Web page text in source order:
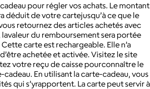
pour régler vos achats. Le montant
déduit de votre cartejusqu’à ce que le
retournez des articles achetés avec
du remboursement sera portée
carte est rechargeable. Elle n’a
achetée et activée. Visitez le site
votre reçu de caisse pourconnaître le
En utilisant la carte-cadeau, vous
qui s’yrapportent. La carte peut servir à